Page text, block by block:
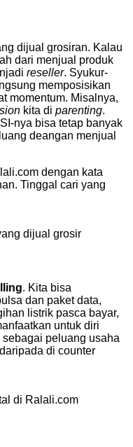
dijual grosiran. Kalau
dari menjual produk
reseller. Syukur-
memposisikan
momentum. Misalnya,
kita di parenting.
nya bisa tetap banyak
deangan menjual
dengan kata
Tinggal cari yang
dijual grosir
. Kita bisa
dan paket data,
listrik pasca bayar,
untuk diri
peluang usaha
di counter
di Ralali.com